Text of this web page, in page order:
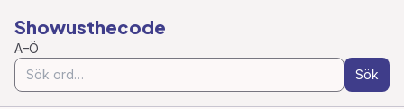
Showusthecode
A–Ö
Sök